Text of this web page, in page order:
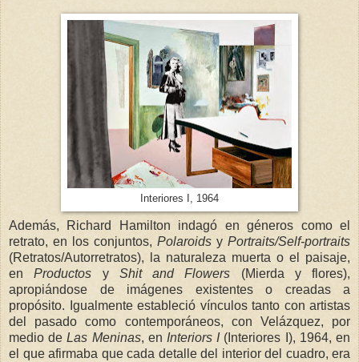
Interiores I, 1964
Además, Richard Hamilton indagó en géneros como el
retrato, en los conjuntos, Polaroids y Portraits/Self-portraits
(Retratos/Autorretratos), la naturaleza muerta o el paisaje,
enProductos y Shit and Flowers (Mierda y flores),
apropiándose de imágenes existentes o creadas a
propósito. Igualmente estableció vínculos tanto con artistas
del pasado como contemporáneos, con Velázquez, por
medio deLas Meninas, en Interiors I(Interiores I), 1964, en
el que afirmaba que cada detalle del interior del cuadro, era